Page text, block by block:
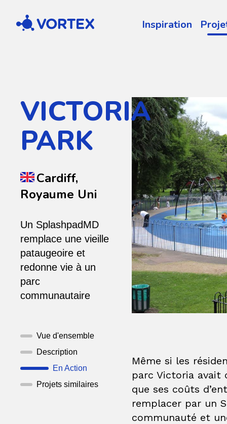
Vortex Inspiration
VICTORIA
PARK
Cardiff,
Royaume Uni
Un SplashpadMD
remplace une vieille
pataugeoire et
redonne vie à un
parc
communautaire
Vue d'ensemble
Description
En Action
Projets similaires
Même si les
parc Victoria avait
que ses coûts
remplacer par un
communauté et